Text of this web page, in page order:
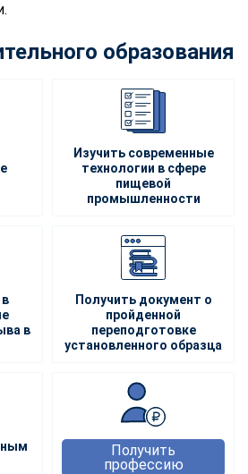
образования
Изучить современные
технологии в сфере
пищевой
промышленности
в
Получить документ о
пройденной
переподготовке
установленного образца
Получить
профессию